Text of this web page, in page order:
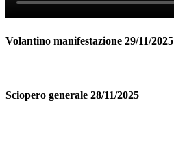
Volantino manifestazione 29/11/2025
Sciopero generale 28/11/2025